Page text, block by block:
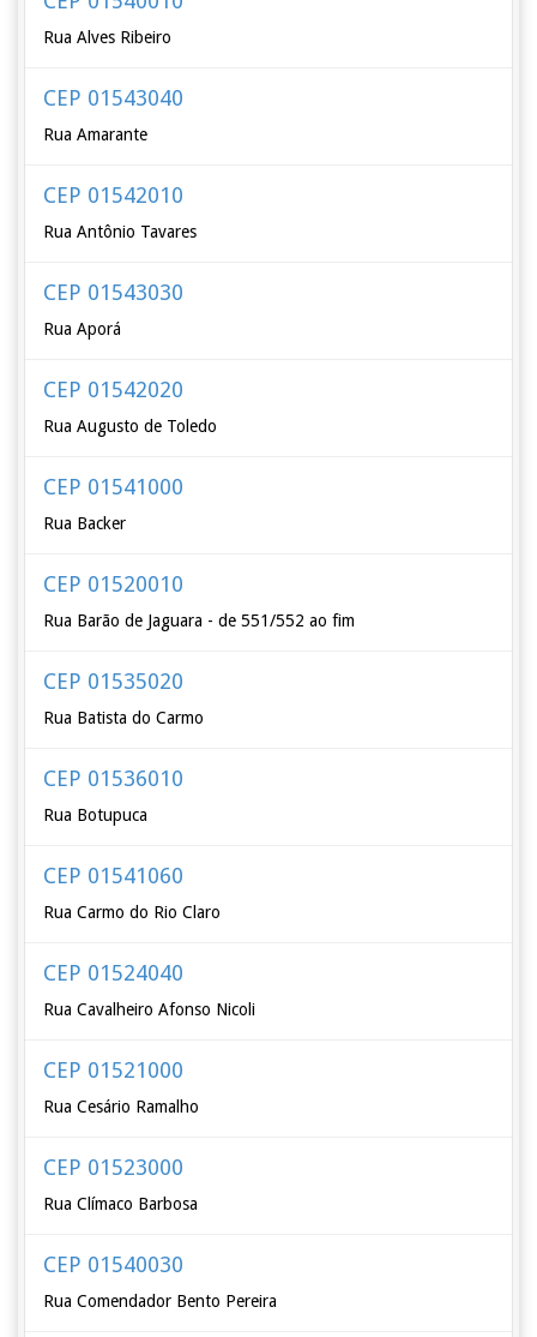
Rua Alves Ribeiro
CEP 01543040
Rua Amarante
CEP 01542010
Rua Antônio Tavares
CEP 01543030
Rua Aporá
CEP 01542020
Rua Augusto de Toledo
CEP 01541000
Rua Backer
CEP 01520010
Rua Barão de Jaguara - de 551/552 ao fim
CEP 01535020
Rua Batista do Carmo
CEP 01536010
Rua Botupuca
CEP 01541060
Rua Carmo do Rio Claro
CEP 01524040
Rua Cavalheiro Afonso Nicoli
CEP 01521000
Rua Cesário Ramalho
CEP 01523000
Rua Clímaco Barbosa
CEP 01540030
Rua Comendador Bento Pereira